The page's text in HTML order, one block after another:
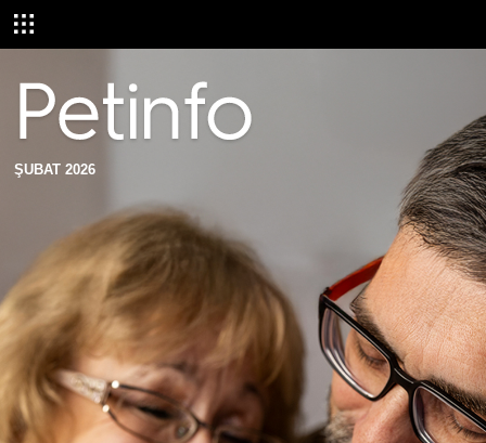
ŞUBAT 2026